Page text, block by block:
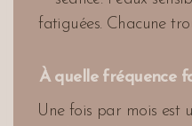
fatiguées. Chacune
À quelle fréquence
Une fois par mois est